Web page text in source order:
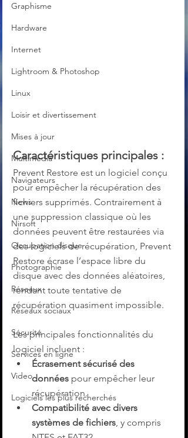
Graphisme
Hardware
Internet
Lightroom & Photoshop
Linux
Loisir et divertissement
Mises à jour
Multimedia
Navigateurs
News
Nirsoft
Occupation disque
Photographie
Réseaux
Réseaux sociaux
Sécurité
Services en ligne
Video
Logiciels les plus recherchés
Caractéristiques principales :
Prevent Restore est un logiciel conçu
pour empêcher la récupération des
fichiers supprimés. Contrairement à
une suppression classique où les
données peuvent être restaurées via
des logiciels de récupération, Prevent
Restore écrase l’espace libre du
disque avec des données aléatoires,
rendant toute tentative de
récupération quasiment impossible.
Les principales fonctionnalités du
logiciel incluent :
Écrasement sécurisé des
données pour empêcher leur
récupération.
Compatibilité avec divers
systèmes de fichiers, y compris